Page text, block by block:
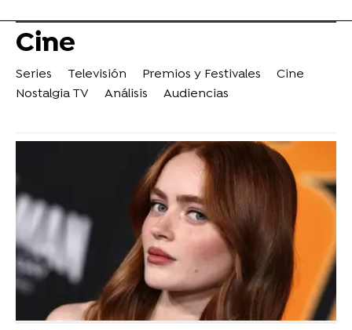
Cine
Series Televisión Premios y Festivales
Cine
Nostalgia TV
Análisis Audiencias